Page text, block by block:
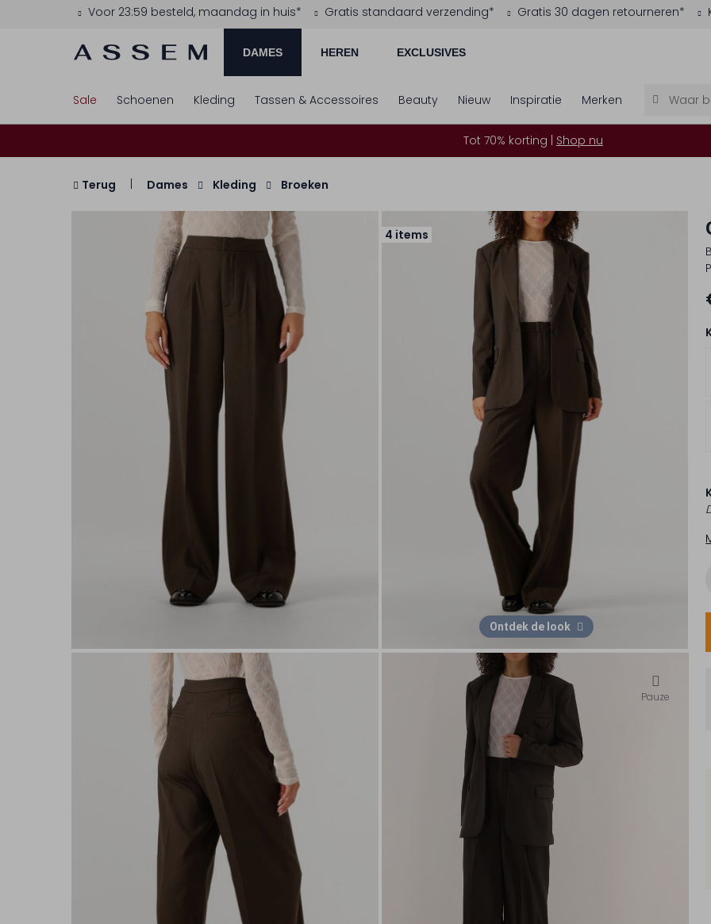
Voor 23:59 besteld, maandag in huis* Gratis standaard verzending* Gratis 30 dagen retourneren*
DAMES HEREN EXCLUSIVES
Sale Schoenen Kleding Tassen & Accessoires Beauty Nieuw Inspiratie Merken
Tot 70% korting | Shop nu
Terug Dames Kleding Broeken
4 items
Ontdek de look
Pauze